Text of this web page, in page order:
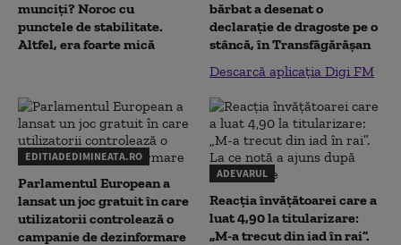
munciți? Noroc cu
punctele de stabilitate.
Altfel, era foarte mică
bărbat a desenat o
declaraţie de dragoste pe o
stâncă, în Transfăgărăşan
Descarcă aplicația Digi FM
EDITIADEDIMINEATA.RO
Parlamentul European a
lansat un joc gratuit în care
utilizatorii controlează o
campanie de dezinformare
ADEVARUL
Reacția învățătoarei care a
luat 4,90 la titularizare:
„M-a trecut din iad în rai”.